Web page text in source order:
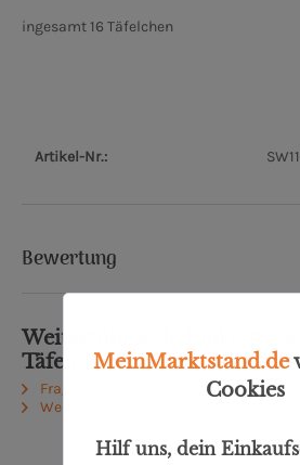
ingesamt 16 Täfelchen
Artikel-Nr.:
Bewertung
Weiterführende Links zu
Täfelchen"
Fragen zum Artikel?
Weitere Artikel von Hofkonditorei
MeinMarktstand.de
Cookies
Hilf uns, dein